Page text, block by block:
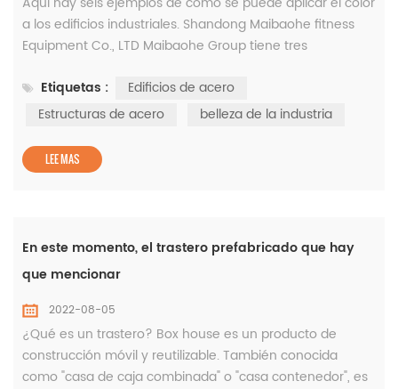
a los edificios industriales. Shandong Maibaohe fitness
Equipment Co., LTD Maibaohe Group tiene tres
equipos de fitness, una empresa de equipos de fitness
para el hogar y una empresa de gestión de fitness, que
fitness. En este proyecto, la...
Etiquetas :
Edificios de acero
Estructuras de acero
belleza de la industria
LEE MAS
En este momento, el trastero prefabricado que hay
que mencionar
2022-08-05
¿Qué es un trastero? Box house es un producto de
construcción móvil y reutilizable. También conocida
como "casa de caja combinada" o "casa contenedor", es